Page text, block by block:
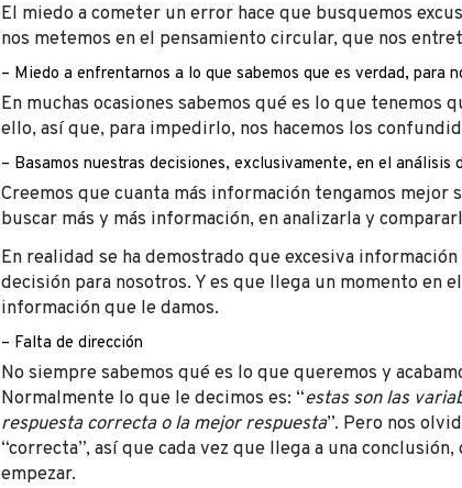
El miedo a cometer un error hace que busquemos
nos metemos en el pensamiento circular, que nos
– Miedo a enfrentarnos a lo que sabemos que es verdad, para
En muchas ocasiones sabemos qué es lo que tenemos
ello, así que, para impedirlo, nos hacemos los
– Basamos nuestras decisiones, exclusivamente, en el análisis
Creemos que cuanta más información tengamos mejor
buscar más y más información, en analizarla y
En realidad se ha demostrado que excesiva
decisión para nosotros. Y es que llega un momento
información que le damos.
– Falta de dirección
No siempre sabemos qué es lo que queremos y
Normalmente lo que le decimos es: “estas son las
respuesta correcta o la mejor respuesta”. Pero nos
“correcta”, así que cada vez que llega a una
empezar.